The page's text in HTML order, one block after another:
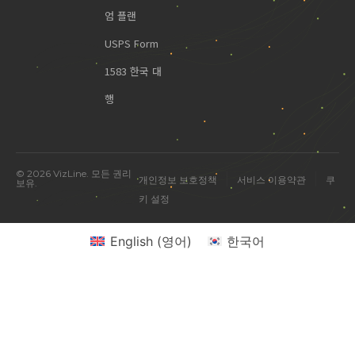
엄 플랜
USPS Form
1583 한국 대
행
© 2026 VizLine. 모든 권리
보유.
개인정보 보호정책 서비스 이용약관
쿠
키 설정
English(영어) 한국어